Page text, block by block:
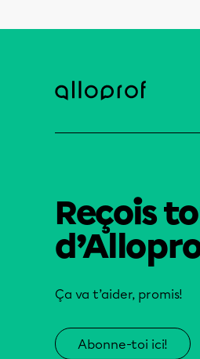
Reçois
Ça va t’aider, promis!
Abonne-toi ici!